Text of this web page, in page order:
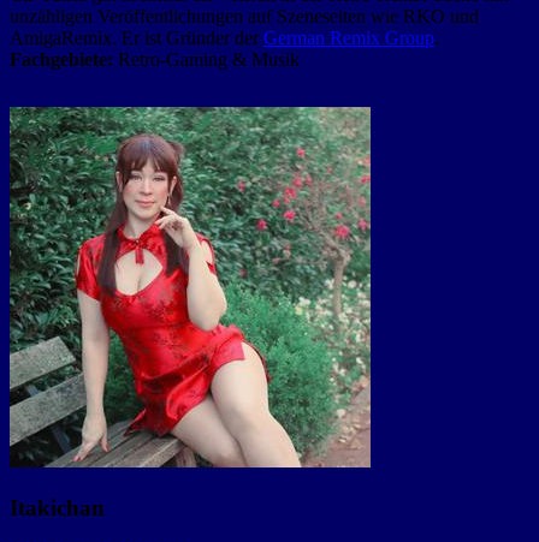
unzähligen Veröffentlichungen auf Szeneseiten wie RKO und
AmigaRemix. Er ist Gründer der German Remix Group.
Fachgebiete: Retro-Gaming & Musik
Itakichan